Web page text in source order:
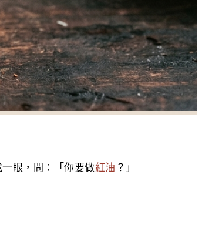
眼，問：「你要做紅油 ？」